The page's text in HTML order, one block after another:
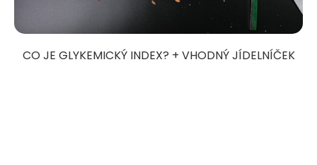
CO JE GLYKEMICKÝ INDEX? + VHODNÝ JÍDELNÍČEK